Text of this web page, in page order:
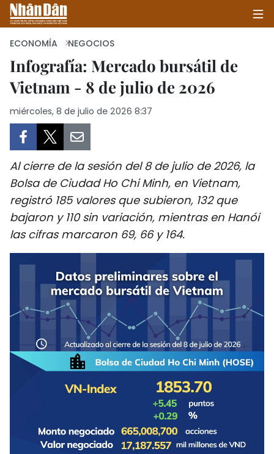
INICIO
POLÍTICA
SOCIEDAD
SALUD - MEDIO AMBIENTE
CULTURA - ENTRETENIMIENTO
DEPORTES
VIAJES
PUENTE DE AMISTAD
FOTOGRAFÍA
¿QUIÉNES SOMOS?
ECONOMÍA NEGOCIOS
Infografía: Mercado bursátil de
Vietnam - 8 de julio de 2026
miércoles, 8 de julio de 2026 8:37
Al cierre de la sesión del 8 de julio de 2026, la
Bolsa de Ciudad Ho Chi Minh, en Vietnam,
registró 185 valores que subieron, 132 que
bajaron y 110 sin variación, mientras en Hanói
las cifras marcaron 69, 66 y 164.